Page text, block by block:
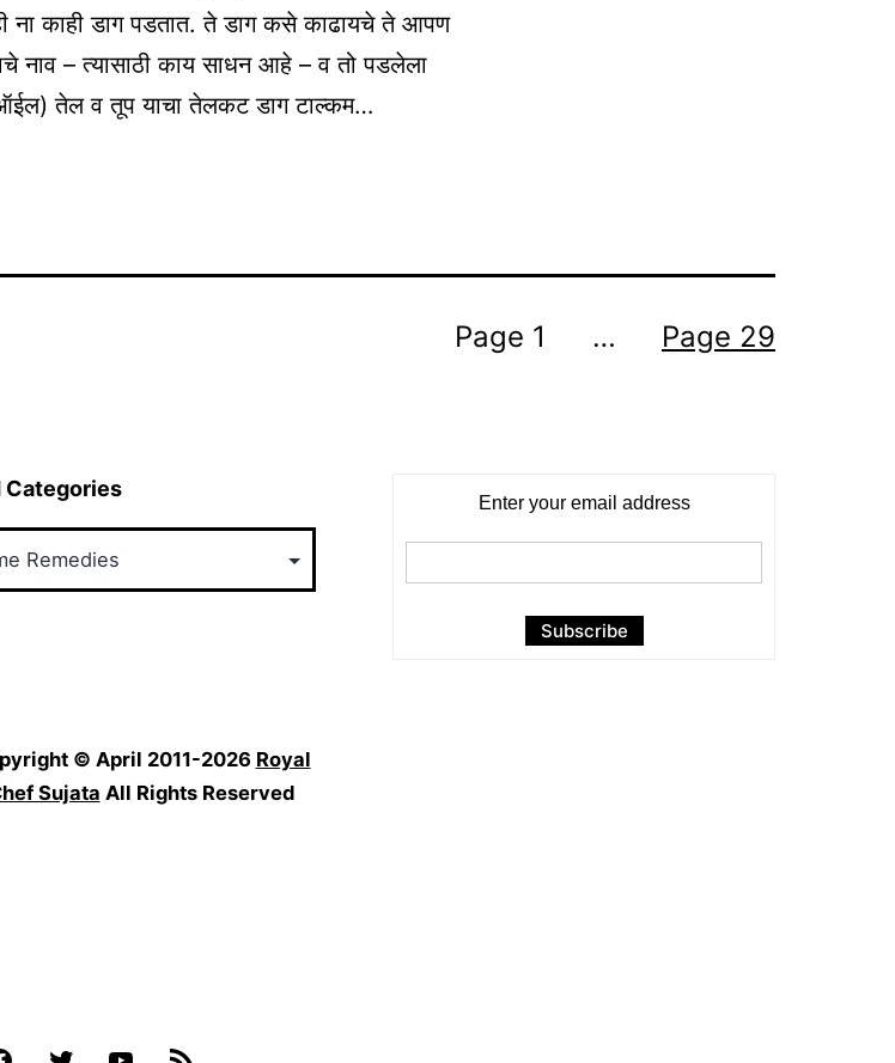
ना काही डाग पडतात. ते डाग कसे काढायचे ते आपण
नाव – त्यासाठी काय साधन आहे – व तो पडलेला
तेल व तूप याचा तेलकट डाग टाल्कम…
Page 1 … Page 29
Categories
Enter your email address
© April 2011-2026 Royal
Sujata All Rights Reserved
FacebookTwitter YouTube